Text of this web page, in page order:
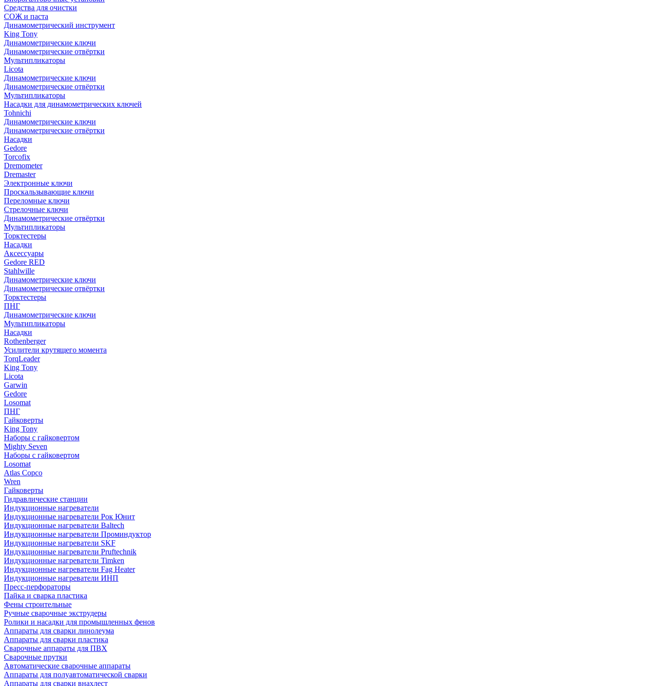
Средства для очистки
СОЖ и паста
Динамометрический инструмент
King Tony
Динамометрические ключи
Динамометрические отвёртки
Мультипликаторы
Licota
Динамометрические ключи
Динамометрические отвёртки
Мультипликаторы
Насадки для динамометрических ключей
Tohnichi
Динамометрические ключи
Динамометрические отвёртки
Насадки
Gedore
Torcofix
Dremometer
Dremaster
Электронные ключи
Проскальзывающие ключи
Переломные ключи
Стрелочные ключи
Динамометрические отвёртки
Мультипликаторы
Торктестеры
Насадки
Аксессуары
Gedore RED
Stahlwille
Динамометрические ключи
Динамометрические отвёртки
Торктестеры
ПНГ
Динамометрические ключи
Мультипликаторы
Насадки
Rothenberger
Усилители крутящего момента
TorqLeader
King Tony
Licota
Garwin
Gedore
Losomat
ПНГ
Гайковерты
King Tony
Наборы с гайковертом
Mighty Seven
Наборы с гайковертом
Losomat
Atlas Copco
Wren
Гайковерты
Гидравлические станции
Индукционные нагреватели
Индукционные нагреватели Рок Юнит
Индукционные нагреватели Baltech
Индукционные нагреватели Проминдуктор
Индукционные нагреватели SKF
Индукционные нагреватели Pruftechnik
Индукционные нагреватели Timken
Индукционные нагреватели Fag Heater
Индукционные нагреватели ИНП
Пресс-перфораторы
Пайка и сварка пластика
Фены строительные
Ручные сварочные экструдеры
Ролики и насадки для промышленных фенов
Аппараты для сварки линолеума
Аппараты для сварки пластика
Сварочные аппараты для ПВХ
Сварочные прутки
Автоматические сварочные аппараты
Аппараты для полуавтоматической сварки
Аппараты для сварки внахлест